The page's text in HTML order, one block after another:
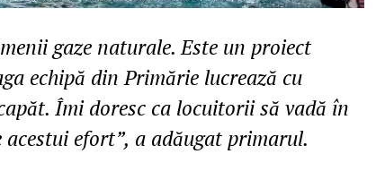
gaze naturale. Este un proiect
echipă din Primărie lucrează cu
Îmi doresc ca locuitorii să vadă în
efort”, a adăugat primarul.